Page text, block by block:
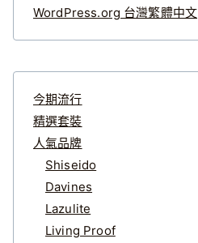
WordPress.org 台灣繁體中文
今期流行
精選套裝
人氣品牌
Shiseido
Davines
Lazulite
Living Proof